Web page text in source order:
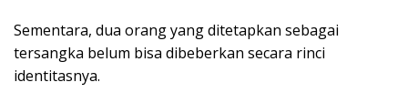
Sementara, dua orang yang ditetapkan sebagai
tersangka belum bisa dibeberkan secara rinci
identitasnya.